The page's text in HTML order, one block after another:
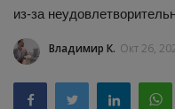
из-за
Владимир К. Окт 26,